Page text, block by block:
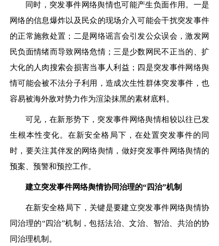
同时，突发事件网络舆情也可能产生负面作用。一是
网络的信息爆炸以及民众的现场介入可能会干扰突发事件
的正常施救处置；二是网络谣言会引发公众误会，激发网
民负面情绪而导致网络危情；三是少数网民不正当的、扩
大化的人肉搜索会损害当事人利益；四是突发事件网络舆
情可能会被不法分子利用，造成次生性群体突发事件，也
容易被海外敌对势力作为渲染抹黑的素材底料。
可见，在新形势下，突发事件网络舆情相较以往已发
生根本性变化。在新安全格局下，在处置突发事件的同
时，要关注其伴发的网络舆情，做好突发事件网络舆情的
预案、预警和预控工作。
建立突发事件网络舆情协同治理的“四治”机制
在新安全格局下，关键是要建立突发事件网络舆情协
同治理的“四治”机制，包括法治、文治、智治、共治的协
同治理机制。